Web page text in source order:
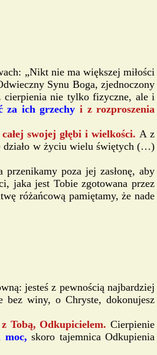
„Nikt nie ma większej miłości
Synu Boga, zjednoczony
cierpienia nie tylko fizyczne, ale i
za ich grzechy i z rozproszenia
swojej głębi i wielkości. A z
działo w życiu wielu świętych (…)
poza jej zasłonę, aby
jaka jest Tobie zgotowana przez
różańcową pamiętamy, że nade
jesteś z pewnością najbardziej
bez winy, o Chryste, dokonujesz
Tobą, Odkupicielem. Cierpienie
moc,skoro tajemnica Odkupienia